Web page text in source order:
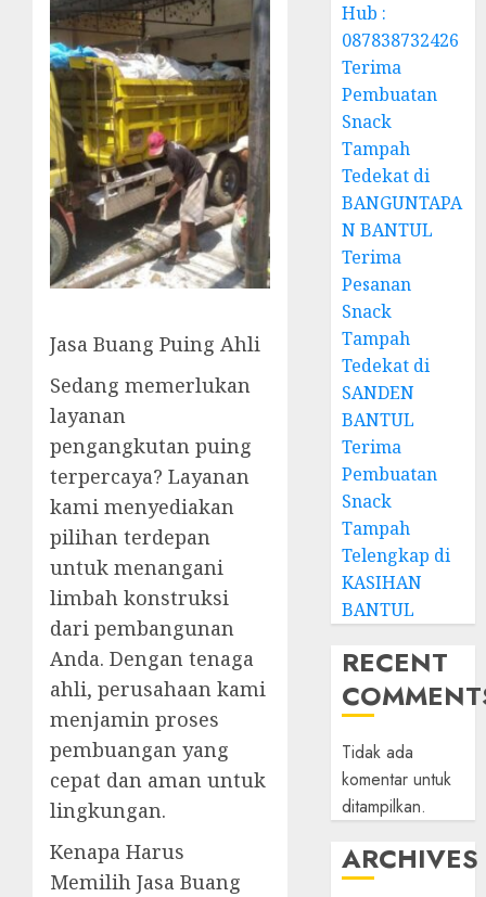
Jasa Buang Puing Ahli
Sedang memerlukan
layanan
pengangkutan puing
terpercaya? Layanan
kami menyediakan
pilihan terdepan
untuk menangani
limbah konstruksi
dari pembangunan
Anda. Dengan tenaga
ahli, perusahaan kami
menjamin proses
pembuangan yang
cepat dan aman untuk
lingkungan.
Kenapa Harus
Memilih Jasa Buang
Hub :
087838732426
Terima
Pembuatan
Snack
Tampah
Tedekat di
BANGUNTAPA
N BANTUL
Terima
Pesanan
Snack
Tampah
Tedekat di
SANDEN
BANTUL
Terima
Pembuatan
Snack
Tampah
Telengkap di
KASIHAN
BANTUL
RECENT
Tidak ada
komentar untuk
ditampilkan.
ARCHIVES